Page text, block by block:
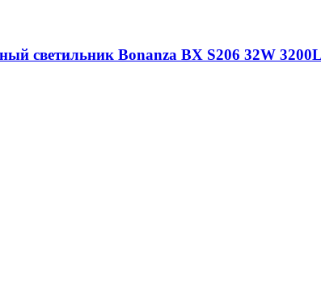
светильник Bonanza BX S206 32W